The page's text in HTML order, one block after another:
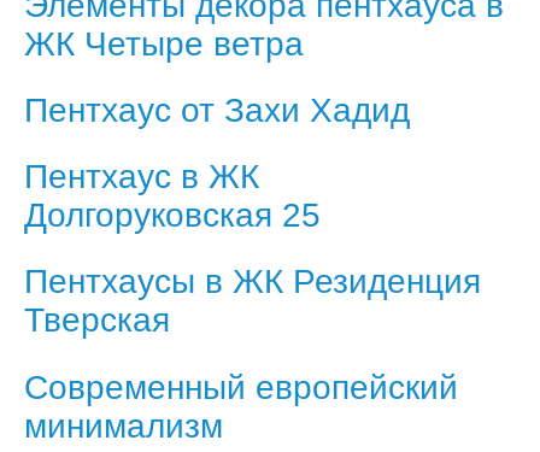
ЖК Четыре ветра
Пентхаус от Захи Хадид
Пентхаус в ЖК
Долгоруковская 25
Пентхаусы в ЖК Резиденция
Тверская
Современный европейский
минимализм